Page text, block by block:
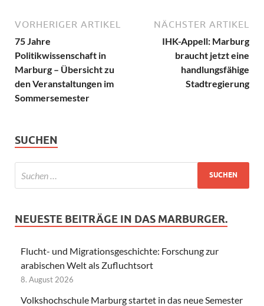
VORHERIGER ARTIKEL
75 Jahre
Politikwissenschaft in
Marburg – Übersicht zu
den Veranstaltungen im
Sommersemester
NÄCHSTER ARTIKEL
IHK-Appell: Marburg
braucht jetzt eine
handlungsfähige
Stadtregierung
SUCHEN
NEUESTE BEITRÄGE IN DAS MARBURGER.
Flucht- und Migrationsgeschichte: Forschung zur
arabischen Welt als Zufluchtsort
8. August 2026
Volkshochschule Marburg startet in das neue Semester